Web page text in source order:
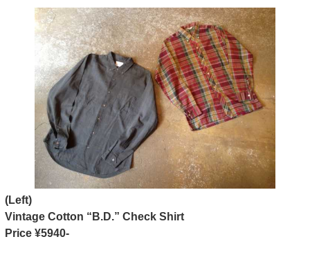
(Left)
Vintage Cotton “B.D.” Check Shirt
Price ¥5940-